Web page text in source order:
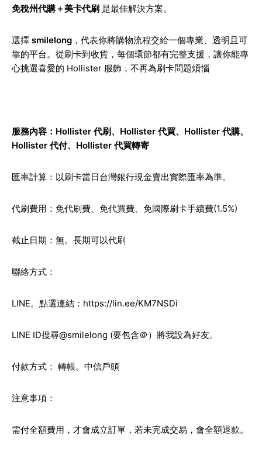
免稅州代購＋美卡代刷 是最佳解決方案。
選擇 smilelong ，代表你將購物流程交給一個專業、透明且可
靠的平台。從刷卡到收貨，每個環節都有完整支援，讓你能專
心挑選喜愛的 Hollister 服飾，不再為刷卡問題煩惱
服務內容：Hollister 代刷、Hollister 代買、Hollister 代購、
Hollister 代付、Hollister 代買轉寄
匯率計算：以刷卡當日台灣銀行現金賣出實際匯率為準。
代刷費用：免代刷費、免代買費、免國際刷卡手續費(1.5%)
截止日期：無。長期可以代刷
聯絡方式：
LINE。點選連結： https://lin.ee/KM7NSDi
LINE ID搜尋@smilelong (要包含＠）將我設為好友。
付款方式： 轉帳。中信戶頭
注意事項：
需付全額費用，才會成立訂單，若未完成交易，會全額退款。